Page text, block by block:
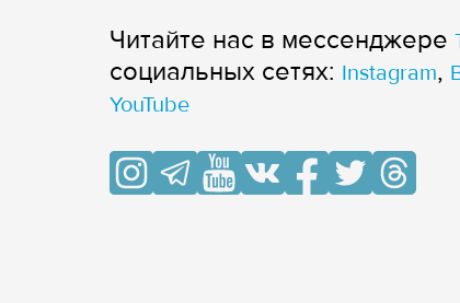
Читайте нас в мессенджере
cоциальных сетях: Instagram,
YouTube